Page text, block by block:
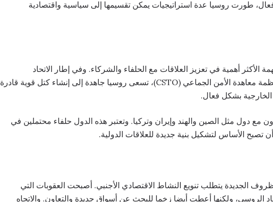
طورت روسيا عدة استراتيجيات يمكن تقسيمها إلى سياسية واقتصادية
الأكثر أهمية في تعزيز العلاقات مع الحلفاء والشركاء. وفي إطار الاتحاد
الاقتصادي الأوراسي (EAEU) ومنظمة معاهدة الأمن الجماعي (CSTO)، تسعى روسيا جاهدة إلى إنشاء كتل قوية قادرة
الخارجية بشكل فعال.
مع دول مثل الصين والهند وإيران وتركيا. وتعتبر هذه الدول حلفاء محتملين في
تصبح الأساس لتشكيل بنية جديدة للعلاقات الدولية.
الجديدة يتطلب تنويع النشاط الاقتصادي الأجنبي. أصبحت العقوبات التي
الروسي، ولكنها أعطت أيضا زخما للبحث عن أسواق جديدة والتعاون. والاتجاه